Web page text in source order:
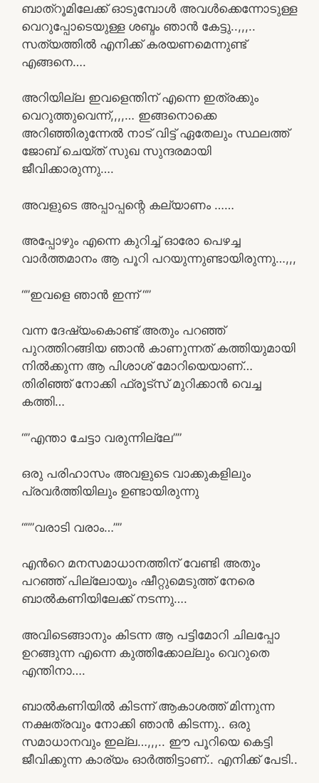
ബാത്‌റൂമിലേക്ക് ഓടുമ്പോൾ അവൾക്കെന്നോടുള്ള
വെറുപ്പോടെയുള്ള ശബ്ദം ഞാൻ കേട്ടു..,,,..
സത്യത്തിൽ എനിക്ക് കരയണമെന്നുണ്ട്
എങ്ങനെ….
അറിയില്ല ഇവളെന്തിന് എന്നെ ഇത്രക്കും
വെറുത്തുവെന്ന്,,,,… ഇങ്ങനൊക്കെ
അറിഞ്ഞിരുന്നേൽ നാട് വിട്ട് ഏതേലും സ്ഥലത്ത്
ജോബ് ചെയ്ത് സുഖ സുന്ദരമായി
ജീവിക്കാരുന്നു….
അവളുടെ അപ്പാപ്പന്റെ കല്യാണം ……
അപ്പോഴും എന്നെ കുറിച്ച് ഓരോ പെഴച്ച
വാർത്തമാനം ആ പൂറി പറയുന്നുണ്ടായിരുന്നു…,,,
“”ഇവളെ ഞാൻ ഇന്ന് “”
വന്ന ദേഷ്യംകൊണ്ട് അതും പറഞ്ഞ്
പുറത്തിറങ്ങിയ ഞാൻ കാണുന്നത് കത്തിയുമായി
നിൽക്കുന്ന ആ പിശാശ് മോറിയെയാണ്…
തിരിഞ്ഞ് നോക്കി ഫ്രൂട്സ് മുറിക്കാൻ വെച്ച
കത്തി…
“”എന്താ ചേട്ടാ വരുന്നില്ലേ””
ഒരു പരിഹാസം അവളുടെ വാക്കുകളിലും
പ്രവർത്തിയിലും ഉണ്ടായിരുന്നു
“””വരാടി വരാം…””
എൻറെ മനസമാധാനത്തിന് വേണ്ടി അതും
പറഞ്ഞ് പില്ലോയും ഷീറ്റുമെടുത്ത് നേരെ
ബാൽകണിയിലേക്ക് നടന്നു….
അവിടെങ്ങാനും കിടന്ന ആ പട്ടിമോറി ചിലപ്പോ
ഉറങ്ങുന്ന എന്നെ കുത്തിക്കോല്ലും വെറുതെ
എന്തിനാ….
ബാൽകണിയിൽ കിടന്ന് ആകാശത്ത് മിന്നുന്ന
നക്ഷത്രവും നോക്കി ഞാൻ കിടന്നു.. ഒരു
സമാധാനവും ഇല്ല…,,,.. ഈ പൂറിയെ കെട്ടി
ജീവിക്കുന്ന കാര്യം ഓർത്തിട്ടാണ്.. എനിക്ക് പേടി..